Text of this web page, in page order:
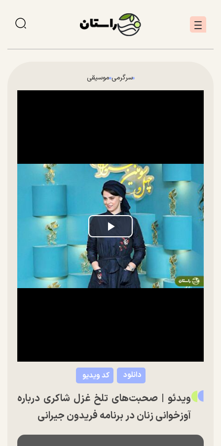
سرگرمیموسیقی
Play
Video
کد ویدیو دانلود
ویدئو | صحبت‌های تلخ غزل شاکری درباره
آوزخوانی زنان در برنامه فریدون جیرانی